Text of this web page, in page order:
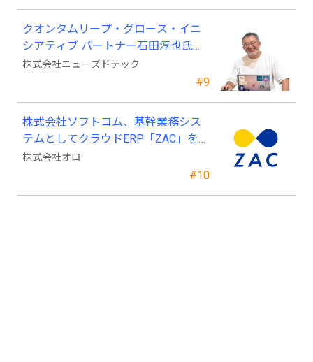
#9
クオンタムリープ・グロース・イニ
シアティブ パートナー石田淳也氏が
ニューズドテックの戦略顧問に就任
株式会社ニューズドテック
#10
株式会社ソフトコム、基幹業務シス
テムとしてクラウドERP「ZAC」を採
用
株式会社オロ